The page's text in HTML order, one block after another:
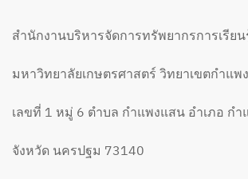
สำนักงานบริหารจัดการทรัพยากรการเรียน
มหาวิทยาลัยเกษตรศาสตร์ วิทยาเขตกำแพ
เลขที่ 1 หมู่ 6 ตำบล กำแพงแสน อำเภอ ก
จังหวัด นครปฐม 73140